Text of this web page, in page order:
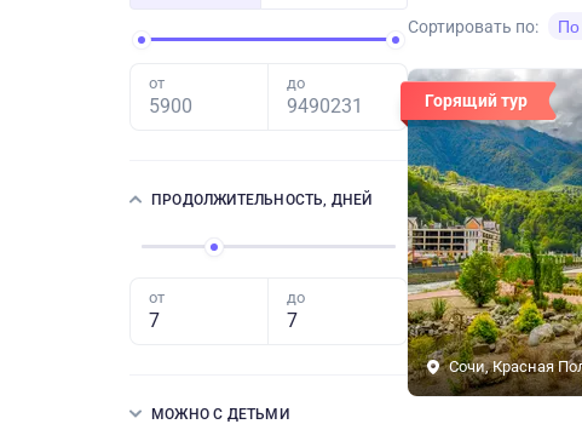
от до
ПРОДОЛЖИТЕЛЬНОСТЬ, ДНЕЙ
от до
МОЖНО С ДЕТЬМИ
Сортировать по: По
Горящий тур
Сочи, Красная